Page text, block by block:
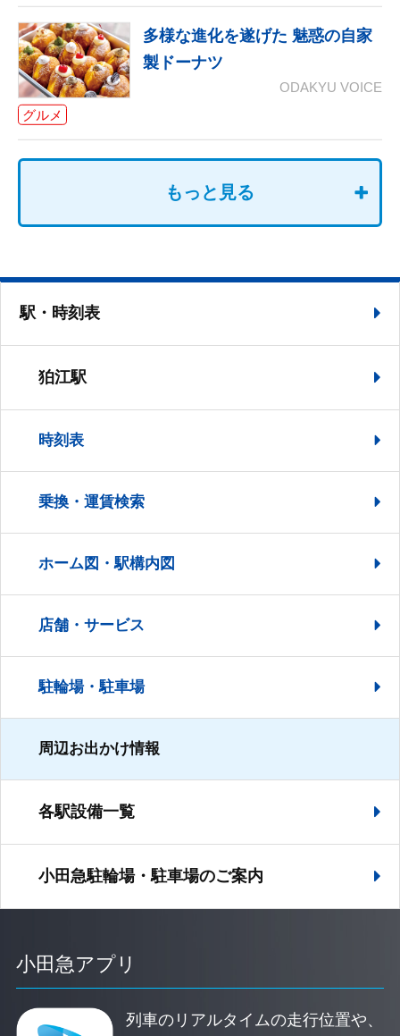
グルメ
多様な進化を遂げた 魅惑の自家
製ドーナツ
ODAKYU VOICE
もっと見る
駅・時刻表
狛江駅
時刻表
乗換・運賃検索
ホーム図・駅構内図
店舗・サービス
駐輪場・駐車場
周辺お出かけ情報
各駅設備一覧
小田急駐輪場・駐車場のご案内
小田急アプリ
列車のリアルタイムの走行位置や、